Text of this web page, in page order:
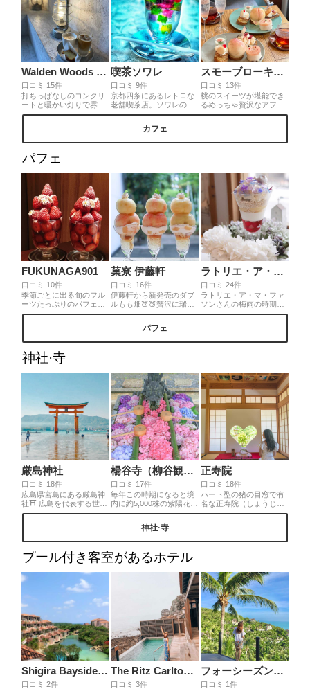
Walden Woods Kyoto
口コミ 15件
打ちっぱなしのコンクリ
ートと暖かい灯りで雰囲
気抜群のカフェ。店内は
優しい店員さんばかりで
せます。飲み物ももちろ
のでマスト！
喫茶ソワレ
口コミ 9件
京都四条にあるレトロな
老舗喫茶店。ソワレの人
気メニュー『ゼリーポン
明で幻想的💙2階の窓際が
とくにオススメの席です
スモーブローキッチン
口コミ 13件
桃のスイーツが堪能でき
るめっちゃ贅沢なアフタ
ヌーンティーなんだよ❕桃
じめ、プレートに並べら
んならではの、桃とアー
ルグレイガナッシュのス
モーブローがオススメ🍑
✨
カフェ
パフェ
FUKUNAGA901
口コミ 10件
季節ごとに出る旬のフル
ーツたっぷりのパフェが
自慢のお店。とくにいち
さも相まって大人気!!
菓寮 伊藤軒
口コミ 16件
伊藤軒から新発売のダブ
ルもも畑🍑🍑贅沢に瑞々
しい桃が2つ🥰🥰桃の中に
♡︎ʾʾ伊藤軒の季節のパフ
ェは毎年食べたくなるな
ラトリエ・ア・マ・ファソン
口コミ 24件
ラトリエ・ア・マ・ファ
ソンさんの梅雨の時期に
しか出会えない紫陽花の
分もこのパフェに出会え
く、情景が目に浮かびま
す。季節ならではのメニ
ューの中でも特に繊細で
芸術的でオススメなパフ
ェです𓇥𓌈 ˎˊ˗
パフェ
神社·寺
厳島神社
口コミ 18件
広島県宮島にある厳島神
社⛩ 広島を代表する世界
遺産でもあり、日本三景
す！干潮時には鳥居のす
ます🌞 潮の満ち引きによ
って景色が変わるので一
日中島にいるのがおすす
め！鹿と触れ合ったり食
べ歩きしたりと丸一日過
ごせます🌊
楊谷寺（柳谷観音）
口コミ 17件
毎年この時期になると境
内に約5,000株の紫陽花が
モリモリ咲き誇ります😊
💠ここには紫陽花が綺麗
に敷き詰められた花手水
があり、色とりどりでと
あじさいウィーク開催中
ですので、ぜひモリモリ
の紫陽花と花手水を見に
行ってみてください🥰
正寿院
口コミ 18件
ハート型の猪の目窓で有
名な正寿院（しょうじゅ
いん）。それだけではな
ます。夏は風鈴の美し音
神社·寺
プール付き客室があるホテル
Shigira Bayside Suite ALLAMANDA
口コミ 2件
The Ritz Carlton Langkawi
口コミ 3件
フォーシーズンズリゾート・サムイ
口コミ 1件